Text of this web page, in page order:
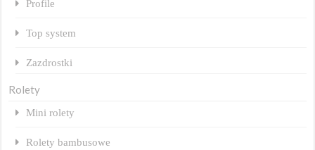
Profile
Top system
Zazdrostki
Rolety
Mini rolety
Rolety bambusowe